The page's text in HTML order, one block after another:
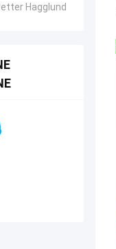
Hagglund